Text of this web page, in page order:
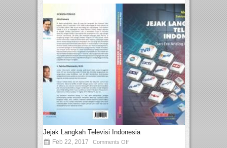
Jejak Langkah Televisi Indonesia
Feb 22, 2017 Comments Off